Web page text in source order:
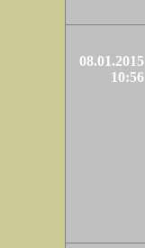
08.01.2015
10:56